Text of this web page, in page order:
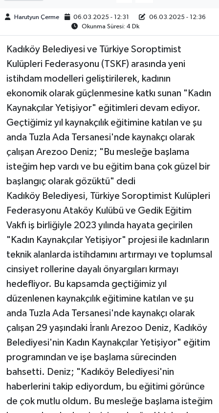
Harutyun Çerme 06.03.2025 - 12:31
06.03.2025 - 12:36
Okunma Süresi: 4 Dk
Kadıköy Belediyesi ve Türkiye Soroptimist
Kulüpleri Federasyonu (TSKF) arasında yeni
istihdam modelleri geliştirilerek, kadının
ekonomik olarak güçlenmesine katkı sunan "Kadın
Kaynakçılar Yetişiyor" eğitimleri devam ediyor.
Geçtiğimiz yıl kaynakçılık eğitimine katılan ve şu
anda Tuzla Ada Tersanesi'nde kaynakçı olarak
çalışan Arezoo Deniz; "Bu mesleğe başlama
isteğim hep vardı ve bu eğitim bana çok güzel bir
başlangıç olarak gözüktü" dedi
Kadıköy Belediyesi, Türkiye Soroptimist Kulüpleri
Federasyonu Ataköy Kulübü ve Gedik Eğitim
Vakfı iş birliğiyle 2023 yılında hayata geçirilen
"Kadın Kaynakçılar Yetişiyor" projesi ile kadınların
teknik alanlarda istihdamını artırmayı ve toplumsal
cinsiyet rollerine dayalı önyargıları kırmayı
hedefliyor. Bu kapsamda geçtiğimiz yıl
düzenlenen kaynakçılık eğitimine katılan ve şu
anda Tuzla Ada Tersanesi'nde kaynakçı olarak
çalışan 29 yaşındaki İranlı Arezoo Deniz, Kadıköy
Belediyesi'nin Kadın Kaynakçılar Yetişiyor" eğitim
programından ve işe başlama sürecinden
bahsetti. Deniz; "Kadıköy Belediyesi'nin
haberlerini takip ediyordum, bu eğitimi görünce
de çok mutlu oldum. Bu mesleğe başlama isteğim